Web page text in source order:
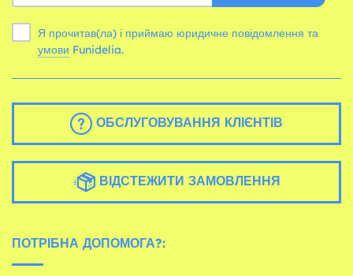
Я прочитав(ла) і приймаю юридичне повідомлення та
умови Funidelia.
ОБСЛУГОВУВАННЯ КЛІЄНТІВ
ВІДСТЕЖИТИ ЗАМОВЛЕННЯ
ПОТРІБНА ДОПОМОГА?: